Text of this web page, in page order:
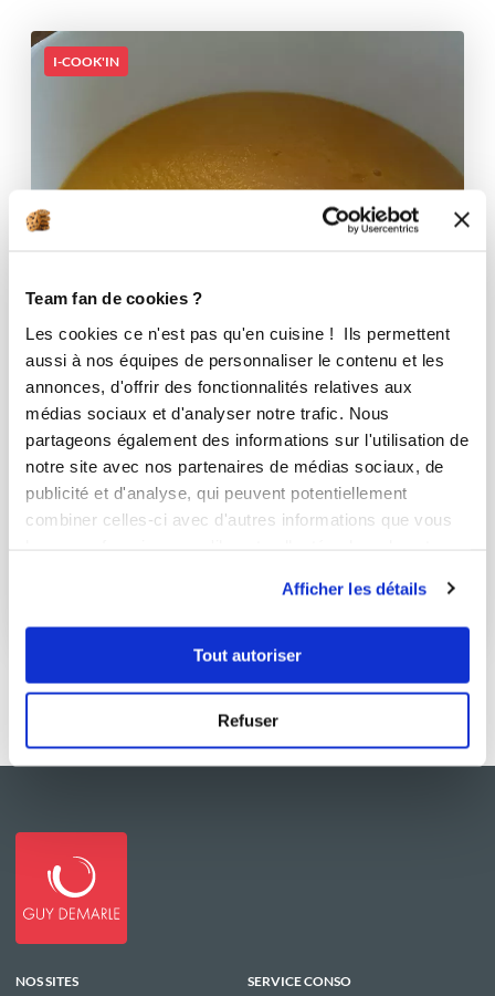
Team fan de cookies ?
Les cookies ce n'est pas qu'en cuisine ! Ils permettent
aussi à nos équipes de personnaliser le contenu et les
annonces, d'offrir des fonctionnalités relatives aux
médias sociaux et d'analyser notre trafic. Nous
partageons également des informations sur l'utilisation de
notre site avec nos partenaires de médias sociaux, de
publicité et d'analyse, qui peuvent potentiellement
combiner celles-ci avec d'autres informations que vous
Afficher les détails
Tout autoriser
Refuser
I-COOK'IN
erick40330
velouté de carottes curry et vache qu...
Délicieux
NOS SITES SERVICE CONSO